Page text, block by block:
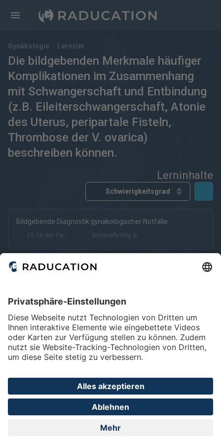
Gynäkologie Lernziel
Die bildgebenden Merkmale häufiger
Komplikationen im Zusammenhang
mit Schwangerschaft und Entbindung
(z.B. Eileiterschwangerschaft, Atonie
des Uterus, peripartale Fisteln,
Thrombose der V. ovarica)
beschreiben können.
Lerninhalte
kostenfrei kostenpflichtig Deutsch Englisch
Bildgebende Diagnostik gynäkologischer Notfälle
Fit für den Facharzt kostenpflichtig (eRef)
Impressum